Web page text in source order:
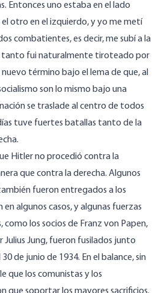
Entonces uno estaba en el lado
otro en el izquierdo, y yo me metí
combatientes, es decir, me subí a la
tanto fui naturalmente tiroteado por
término bajo el lema de que, al
son lo mismo bajo una
se traslade al centro de todos
días tuve fuertes batallas tanto de la
Hitler no procedió contra la
que contra la derecha. Algunos
fueron entregados a los
algunos casos, y algunas fuerzas
como los socios de Franz von Papen,
Julius Jung, fueron fusilados junto
de junio de 1934. En el balance, sin
que los comunistas y los